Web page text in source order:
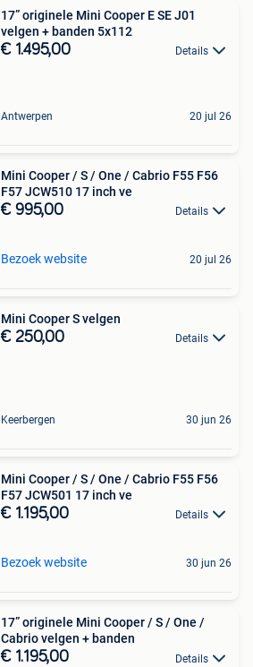
17” originele Mini Cooper E SE J01
velgen + banden 5x112
€ 1.495,00 Details
Antwerpen 20 jul 26
Mini Cooper / S / One / Cabrio F55 F56
F57 JCW510 17 inch ve
€ 995,00 Details
Bezoek website 20 jul 26
Mini Cooper S velgen
€ 250,00 Details
Keerbergen 30 jun 26
Mini Cooper / S / One / Cabrio F55 F56
F57 JCW501 17 inch ve
€ 1.195,00 Details
Bezoek website 30 jun 26
17” originele Mini Cooper / S / One /
Cabrio velgen + banden
€ 1.195,00 Details